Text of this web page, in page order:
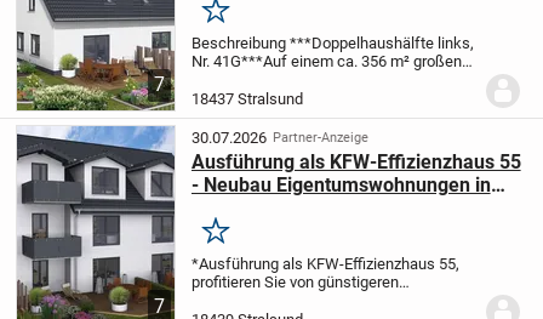
7
Merken
Beschreibung ***Doppelhaushälfte links,
Nr. 41G***Auf einem ca. 356 m² großen
hochwertig ausgestattetes in
Massivbauweise errichtetes Doppelhaus.
Bei diesem...
18437 Stralsund
7
30.07.2026 Partner-Anzeige
Ausführung als KFW-Effizienzhaus 55
- Neubau Eigentumswohnungen in
Grunderwerbsteuer inklusive!
Merken
*Ausführung als KFW-Effizienzhaus 55,
profitieren Sie von günstigeren